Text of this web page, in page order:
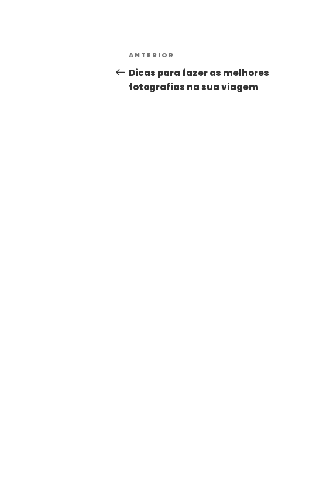
ANTERIOR
Dicas para fazer as melhores
fotografias na sua viagem